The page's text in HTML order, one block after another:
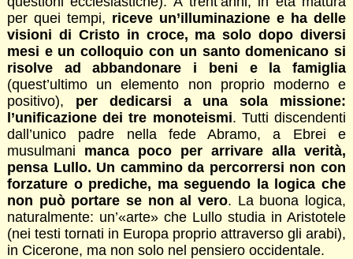
per quei tempi, riceve un’illuminazione e ha delle
visioni di Cristo in croce, ma solo dopo diversi
mesi e un colloquio con un santo domenicano si
risolve ad abbandonare i beni e la famiglia
(quest’ultimo un elemento non proprio moderno e
positivo), per dedicarsi a una sola missione:
l’unificazione dei tre monoteismi. Tutti discendenti
dall’unico padre nella fede Abramo, a Ebrei e
musulmani manca poco per arrivare alla verità,
pensa Lullo. Un cammino da percorrersi non con
forzature o prediche, ma seguendo la logica che
non può portare se non al vero. La buona logica,
naturalmente: un’«arte» che Lullo studia in Aristotele
(nei testi tornati in Europa proprio attraverso gli arabi),
in Cicerone, ma non solo nel pensiero occidentale.